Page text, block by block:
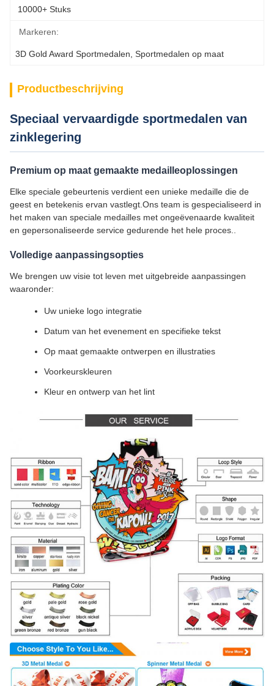
10000+ Stuks
Markeren:
3D Gold Award Sportmedalen Sportmedalen op maat
Productbeschrijving
Speciaal vervaardigde sportmedalen van
zinklegering
Premium op maat gemaakte medailleoplossingen
Elke speciale gebeurtenis verdient een unieke medaille die de
geest en betekenis ervan vastlegt.Ons team is gespecialiseerd in
het maken van speciale medailles met ongeëvenaarde kwaliteit
en gepersonaliseerde service gedurende het hele proces..
Volledige aanpassingsopties
We brengen uw visie tot leven met uitgebreide aanpassingen
waaronder:
Uw unieke logo integratie
Datum van het evenement en specifieke tekst
Op maat gemaakte ontwerpen en illustraties
Voorkeurskleuren
Kleur en ontwerp van het lint